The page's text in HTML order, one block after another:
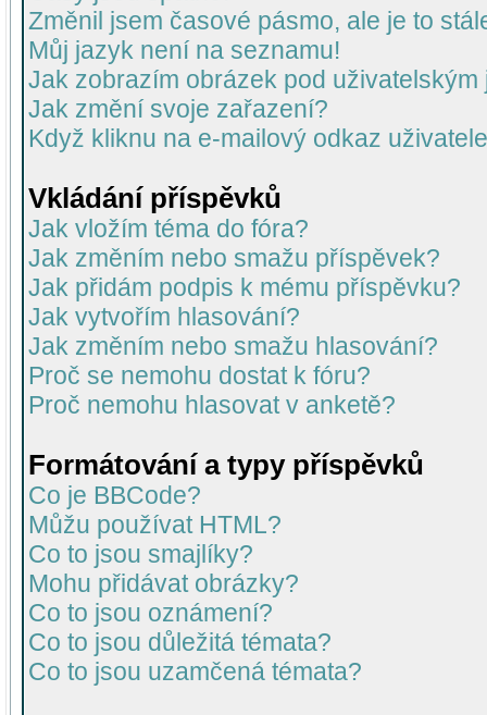
Změnil jsem časové pásmo, ale je to
Můj jazyk není na seznamu!
Jak zobrazím obrázek pod uživatelským
Jak změní svoje zařazení?
Když kliknu na e-mailový odkaz
Vkládání příspěvků
Jak vložím téma do fóra?
Jak změním nebo smažu příspěvek?
Jak přidám podpis k mému příspěvku?
Jak vytvořím hlasování?
Jak změním nebo smažu hlasování?
Proč se nemohu dostat k fóru?
Proč nemohu hlasovat v anketě?
Formátování a typy příspěvků
Co je BBCode?
Můžu používat HTML?
Co to jsou smajlíky?
Mohu přidávat obrázky?
Co to jsou oznámení?
Co to jsou důležitá témata?
Co to jsou uzamčená témata?